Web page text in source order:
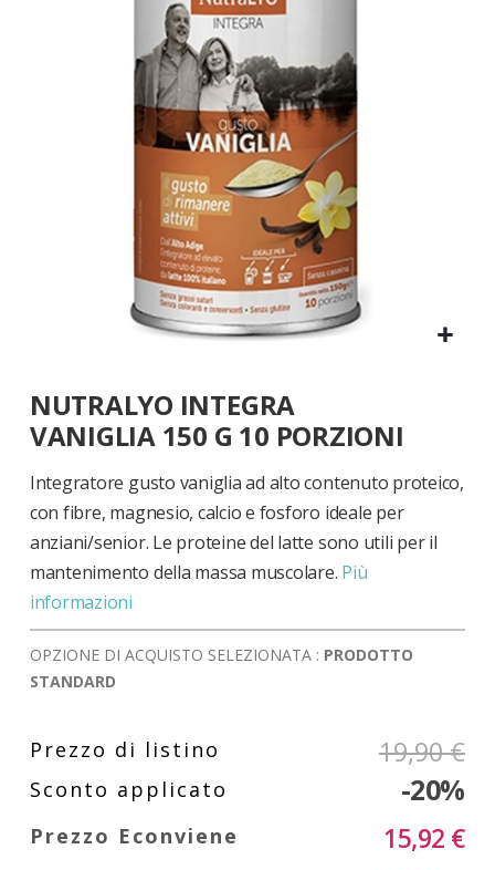
all'inizio
della
galleria
di
immagini
NUTRALYO INTEGRA
VANIGLIA 150 G 10 PORZIONI
Integratore gusto vaniglia ad alto contenuto proteico,
con fibre, magnesio, calcio e fosforo ideale per
anziani/senior. Le proteine del latte sono utili per il
mantenimento della massa muscolare. Più
informazioni
OPZIONE DI ACQUISTO SELEZIONATA : PRODOTTO
STANDARD
19,90 €
-20%
15,92 €